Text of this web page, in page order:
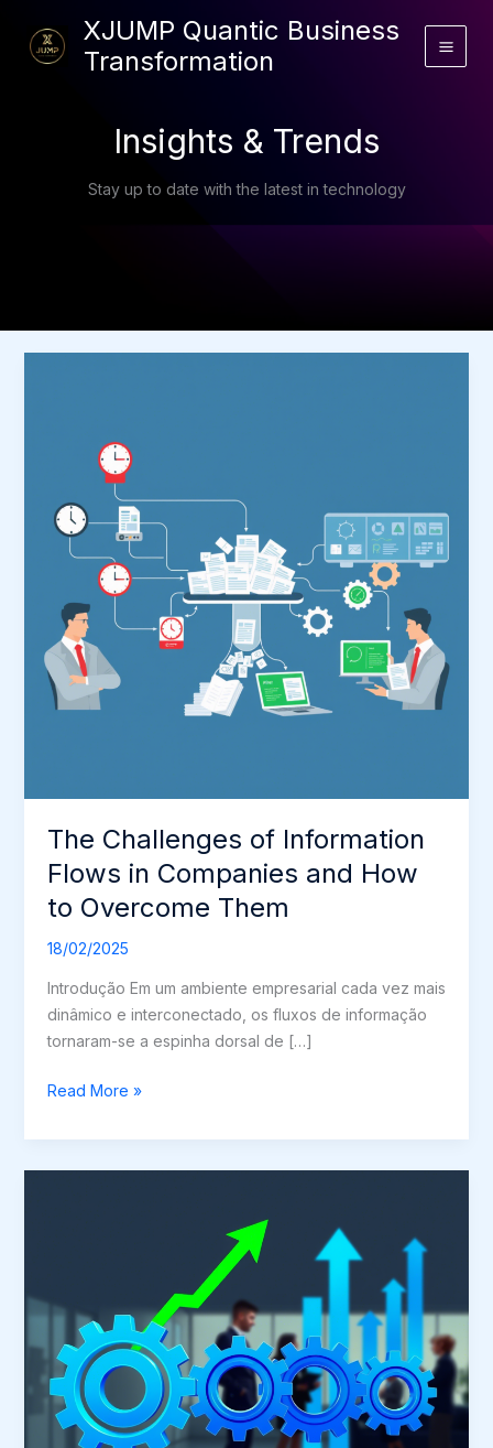
content
XJUMP Quantic Business
Transformation
Insights & Trends
Stay up to date with the latest in technology
The Challenges of Information
Flows in Companies and How
to Overcome Them
18/02/2025
Introdução Em um ambiente empresarial cada vez mais
dinâmico e interconectado, os fluxos de informação
tornaram-se a espinha dorsal de […]
The
of
Information
How
Overcome
Them
Read More »